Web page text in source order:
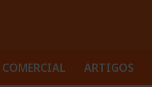
ARTIGOS